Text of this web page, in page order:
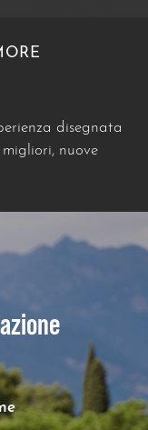
disegnata
nuove